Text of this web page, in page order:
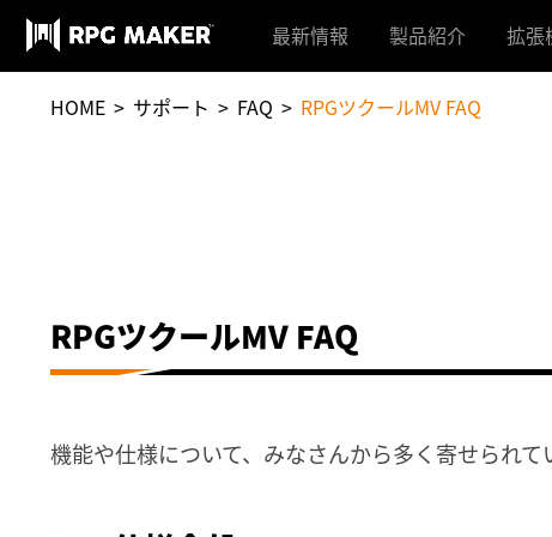
最新情報
製品紹介
拡張
HOME サポート FAQ RPGツクールMV FAQ
RPGツクールMV FAQ
機能や仕様について、みなさんから多く寄せられ